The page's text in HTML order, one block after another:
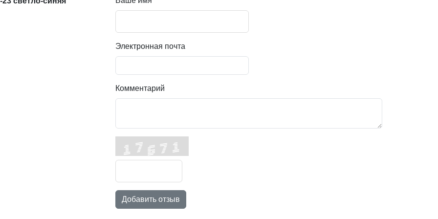
Электронная почта
Комментарий
Добавить отзыв